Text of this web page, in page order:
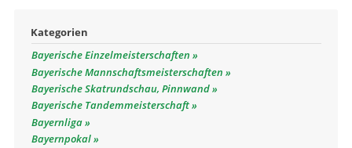
Kategorien
Bayerische Einzelmeisterschaften
Bayerische Mannschaftsmeisterschaften
Bayerische Skatrundschau, Pinnwand
Bayerische Tandemmeisterschaft
Bayernliga
Bayernpokal